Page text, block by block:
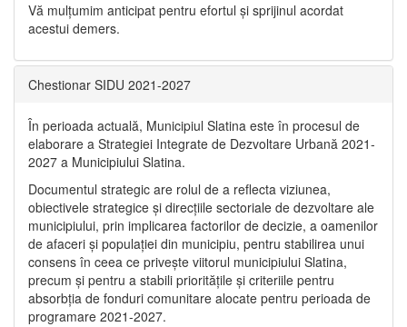
Vă mulţumim anticipat pentru efortul şi sprijinul acordat
acestui demers.
Chestionar SIDU 2021-2027
În perioada actuală, Municipiul Slatina este în procesul de
elaborare a Strategiei Integrate de Dezvoltare Urbană 2021‐
2027 a Municipiului Slatina.
Documentul strategic are rolul de a reflecta viziunea,
obiectivele strategice și direcțiile sectoriale de dezvoltare ale
municipiului, prin implicarea factorilor de decizie, a oamenilor
de afaceri și populației din municipiu, pentru stabilirea unui
consens în ceea ce privește viitorul municipiului Slatina,
precum și pentru a stabili prioritățile și criteriile pentru
absorbția de fonduri comunitare alocate pentru perioada de
programare 2021-2027.